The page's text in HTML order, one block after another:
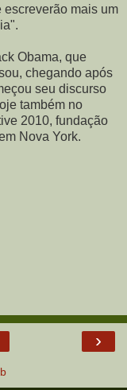
mais um
Obama, que
chegando após
seu discurso
também no
2010, fundação
Nova York.
›